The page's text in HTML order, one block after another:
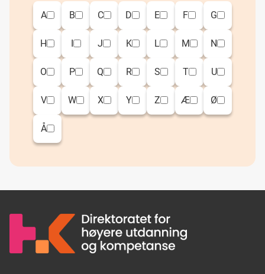
A
B C D E F G
H I J K L M N
O P Q R S T U
V W X Y Z Æ Ø
Å